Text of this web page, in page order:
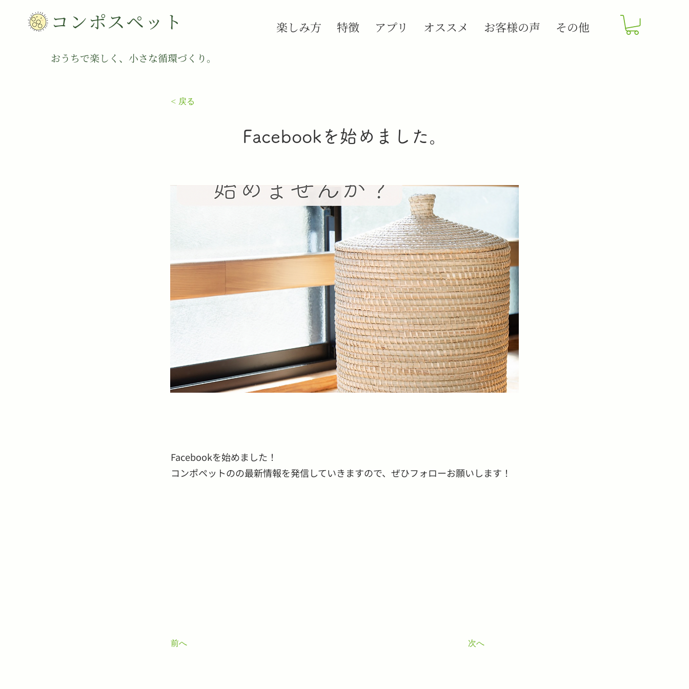
コンポスペット
​​おうちで楽しく、小さな循環づくり。
楽しみ方 特徴 アプリ オススメ お客様の声 その他
< 戻る
Facebookを始めました。
Facebookを始めました！
コンポペットのの最新情報を発信していきますので、ぜひフォローお願いします！
前へ 次へ